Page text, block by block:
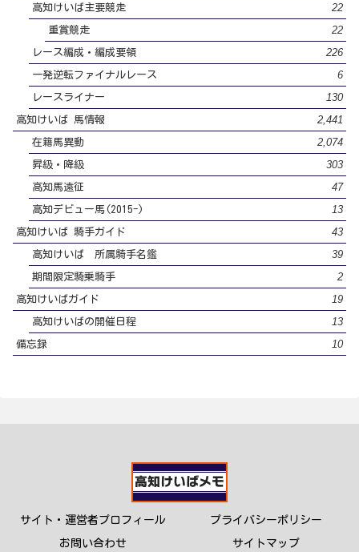
高知けいば主要競走 22
重賞競走 22
レース編成・編成要領 226
一発逆転ファイナルレース 6
レースライナー 130
高知けいば 馬情報 2,441
在籍馬異動 2,074
昇級・降級 303
高知馬遠征 47
高知デビュー馬(2015-) 13
高知けいば 騎手ガイド 43
高知けいば 所属騎手名鑑 39
期間限定騎乗騎手 2
高知けいばガイド 19
高知けいばの開催日程 13
備忘録 10
サイト・運営者プロフィール プライバシーポリシー
お問い合わせ サイトマップ